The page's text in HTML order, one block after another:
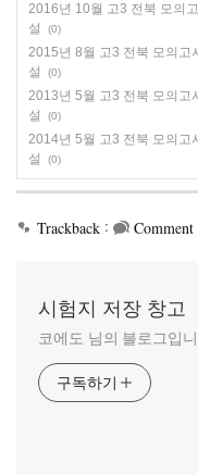
2016년 10월 고3 전북 모의
설
(0)
2015년 8월 고3 전북 모의고
설
(0)
2013년 5월 고3 전북 모의고
설
(0)
2014년 5월 고3 전북 모의고
설
(0)
Trackback : Comment
시험지 저장 창고
코에도 님의 블로그입니
구독하기